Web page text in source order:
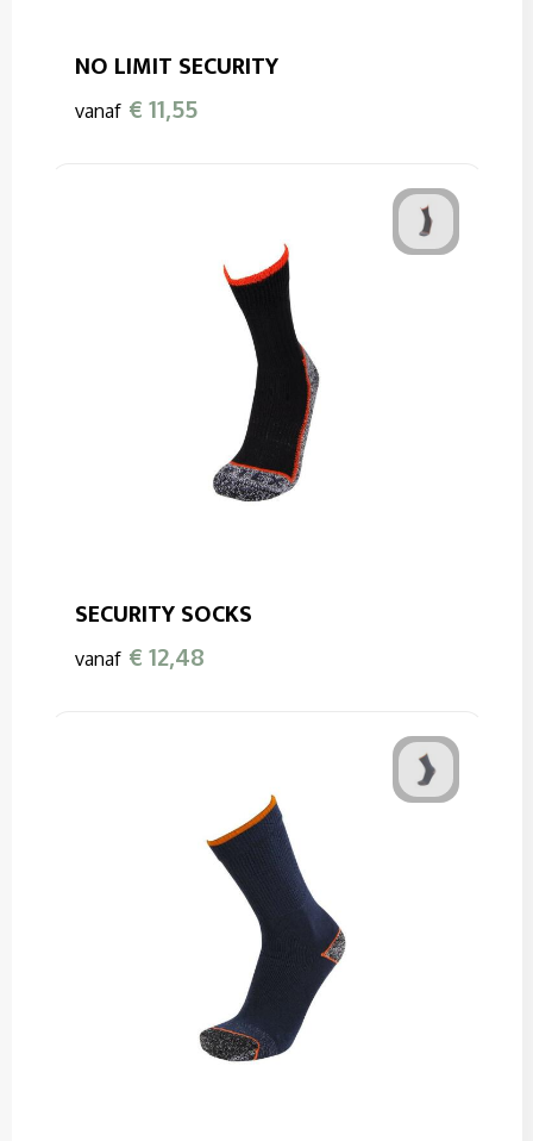
NO LIMIT SECURITY
vanaf € 11,55
SECURITY SOCKS
vanaf € 12,48